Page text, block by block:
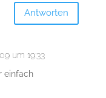
Antworten
um 19:33
einfach